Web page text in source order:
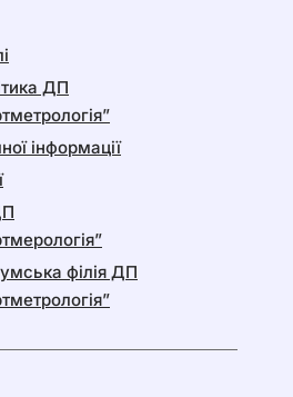
ДП
інформації
філія ДП